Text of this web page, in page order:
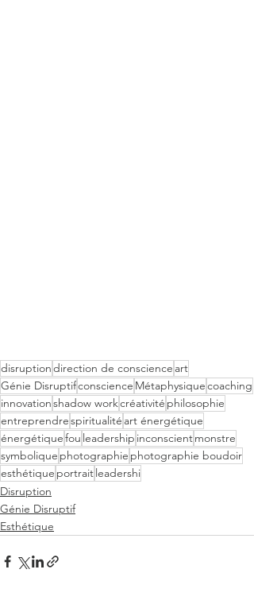
disruptiondirection de conscience art
Génie Disruptifconscience Métaphysiquecoaching
innovationshadow workcréativité philosophie
entreprendrespiritualité art énergétique
énergétiquefou leadership inconscientmonstre
symbolique photographie photographie boudoir
esthétique portraitleadershi
Disruption
Génie Disruptif
Esthétique